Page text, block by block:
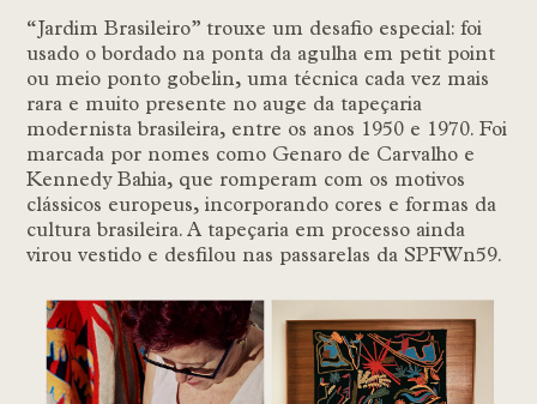
“Jardim Brasileiro” trouxe um desafio especial: foi
usado o bordado na ponta da agulha em petit point
ou meio ponto gobelin, uma técnica cada vez mais
rara e muito presente no auge da tapeçaria
modernista brasileira, entre os anos 1950 e 1970. Foi
marcada por nomes como Genaro de Carvalho e
Kennedy Bahia, que romperam com os motivos
clássicos europeus, incorporando cores e formas da
cultura brasileira. A tapeçaria em processo ainda
virou vestido e desfilou nas passarelas da SPFWn59.